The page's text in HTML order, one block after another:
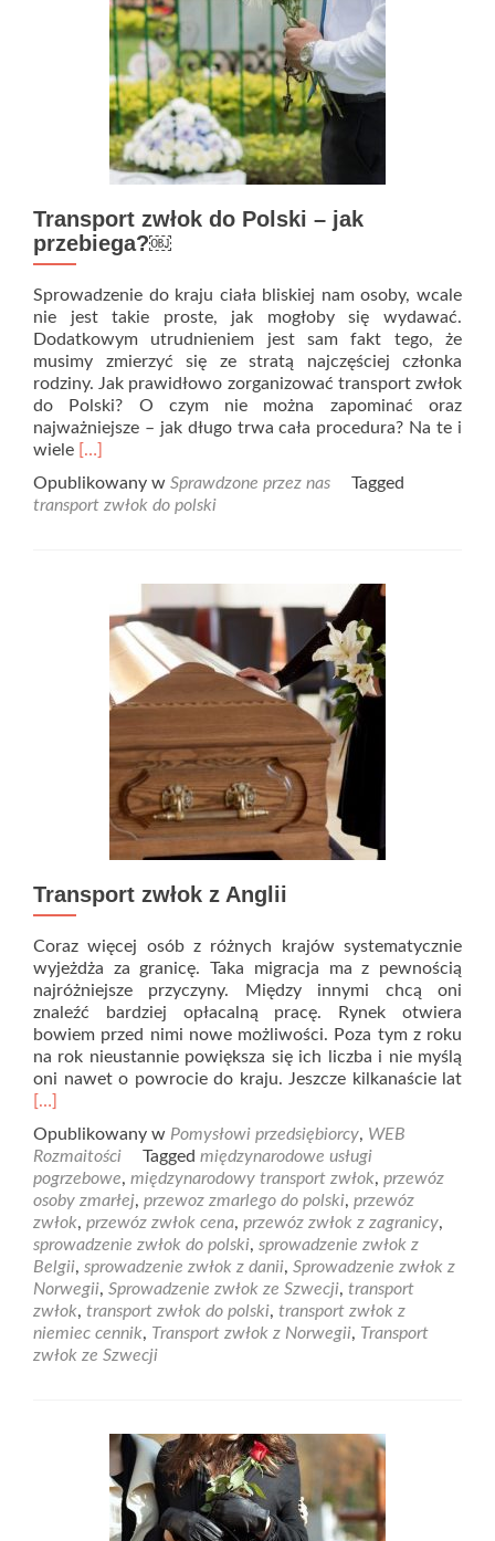
Transport zwłok do Polski – jak
przebiega?￼
Sprowadzenie do kraju ciała bliskiej nam osoby, wcale
nie jest takie proste, jak mogłoby się wydawać.
Dodatkowym utrudnieniem jest sam fakt tego, że
musimy zmierzyć się ze stratą najczęściej członka
rodziny. Jak prawidłowo zorganizować transport zwłok
do Polski? O czym nie można zapominać oraz
najważniejsze – jak długo trwa cała procedura? Na te i
wiele Read
about
Transport
przebiega?
[…]
Opublikowany w Sprawdzone przez nas
Tagged
transport zwłok do polski
Transport zwłok z Anglii
Coraz więcej osób z różnych krajów systematycznie
wyjeżdża za granicę. Taka migracja ma z pewnością
najróżniejsze przyczyny. Między innymi chcą oni
znaleźć bardziej opłacalną pracę. Rynek otwiera
bowiem przed nimi nowe możliwości. Poza tym z roku
na rok nieustannie powiększa się ich liczba i nie myślą
oni nawet o powrocie do kraju. Jeszcze kilkanaście lat
[…]
Opublikowany w Pomysłowi przedsiębiorcy, WEB
Rozmaitości
Tagged międzynarodowe usługi
pogrzebowe, międzynarodowy transport zwłok, przewóz
osoby zmarłej, przewoz zmarlego do polski, przewóz
zwłok, przewóz zwłok cena, przewóz zwłok z zagranicy,
sprowadzenie zwłok do polski, sprowadzenie zwłok z
Belgii, sprowadzenie zwłok z danii, Sprowadzenie zwłok z
Norwegii, Sprowadzenie zwłok ze Szwecji, transport
zwłok, transport zwłok do polski, transport zwłok z
niemiec cennik, Transport zwłok z Norwegii, Transport
zwłok ze Szwecji